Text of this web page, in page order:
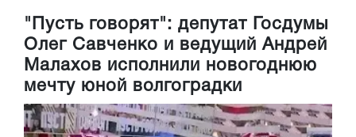
"Пусть говорят": депутат Госдумы
Олег Савченко и ведущий Андрей
Малахов исполнили новогоднюю
мечту юной волгоградки